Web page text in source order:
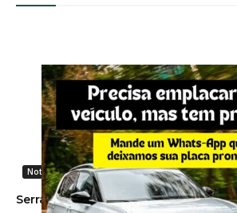
Noticias Gerais
Serra do Rio do Rastro será